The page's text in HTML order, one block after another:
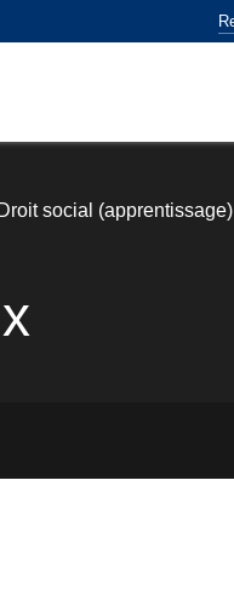
social (apprentissage)